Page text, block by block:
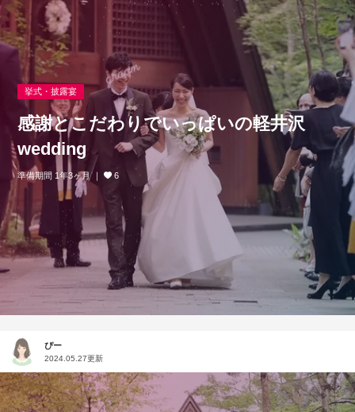
挙式・披露宴
感謝とこだわりでいっぱいの軽井沢
wedding
準備期間 1年3ヶ月 6
ぴー
2024.05.27更新